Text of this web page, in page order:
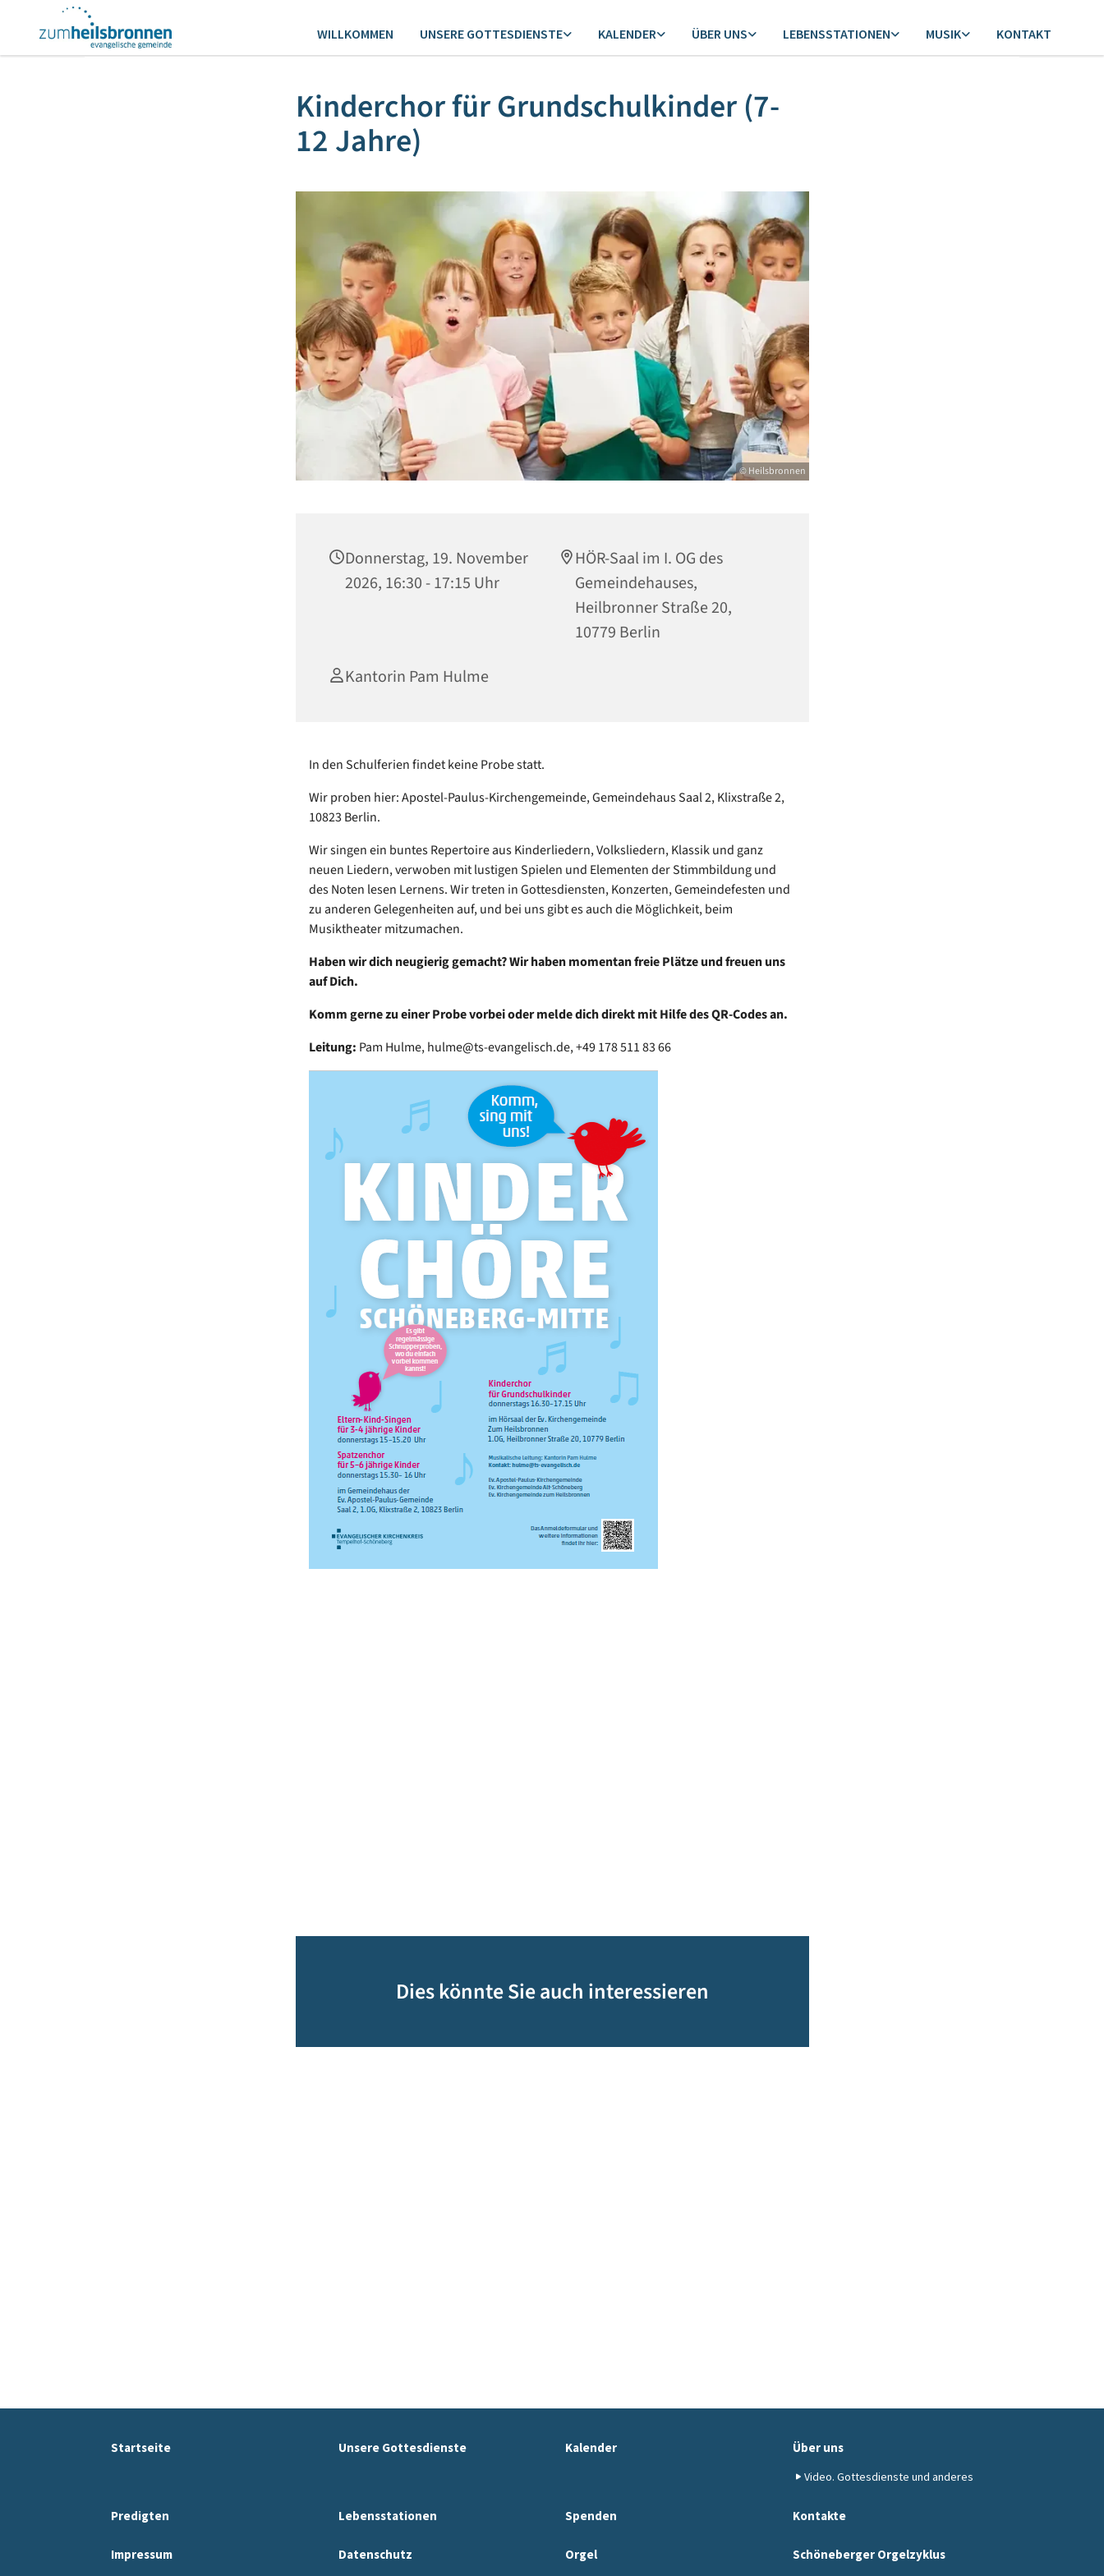
WILLKOMMEN UNSERE GOTTESDIENSTE KALENDER ÜBER UNS LEBENSSTATIONEN MUSIK KONTAKT
Kinderchor für Grundschulkinder (7-
12 Jahre)
© Heilsbronnen
Donnerstag, 19. November
2026, 16:30 - 17:15 Uhr
HÖR-Saal im I. OG des
Gemeindehauses,
Heilbronner Straße 20,
10779 Berlin
Kantorin Pam Hulme
In den Schulferien findet keine Probe statt.
Wir proben hier: Apostel-Paulus-Kirchengemeinde, Gemeindehaus Saal 2, Klixstraße 2,
10823 Berlin.
Wir singen ein buntes Repertoire aus Kinderliedern, Volksliedern, Klassik und ganz
neuen Liedern, verwoben mit lustigen Spielen und Elementen der Stimmbildung und
des Noten lesen Lernens. Wir treten in Gottesdiensten, Konzerten, Gemeindefesten und
zu anderen Gelegenheiten auf, und bei uns gibt es auch die Möglichkeit, beim
Musiktheater mitzumachen.
Haben wir dich neugierig gemacht? Wir haben momentan freie Plätze und freuen uns
auf Dich.
Komm gerne zu einer Probe vorbei oder melde dich direkt mit Hilfe des QR-Codes an.
Leitung: Pam Hulme, hulme@ts-evangelisch.de, +49 178 511 83 66
Dies könnte Sie auch interessieren
Startseite Unsere Gottesdienste Kalender Über uns
Video. Gottesdienste und anderes
Predigten Lebensstationen Spenden Kontakte
Impressum Datenschutz Orgel Schöneberger Orgelzyklus